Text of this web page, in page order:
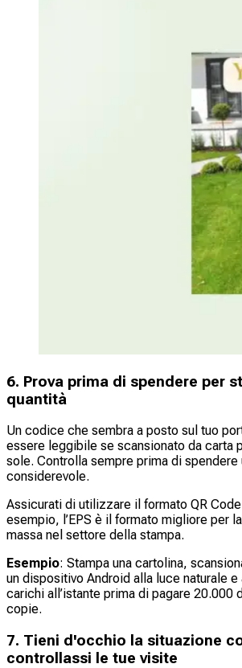
6. Prova prima di spendere per
quantità
Un codice che sembra a posto sul tuo
essere leggibile se scansionato da carta
sole. Controlla sempre prima di spendere
considerevole.
Assicurati di utilizzare il formato QR
esempio, l’EPS è il formato migliore per
massa nel settore della stampa.
Esempio: Stampa una cartolina,
un dispositivo Android alla luce naturale
carichi all’istante prima di pagare 20.000
copie.
7. Tieni d'occhio la situazione
controllassi le tue visite